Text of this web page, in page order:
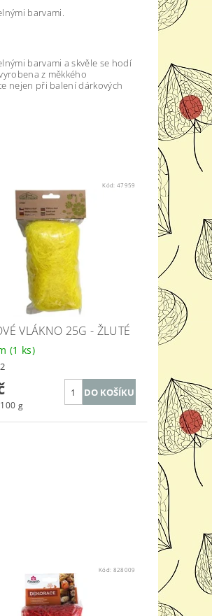
barvami.
barvami a skvěle se hodí
z měkkého
nejen při balení dárkových
Kód:47959
VLÁKNO 25G - ŽLUTÉ
(1 ks)
g
Kód: 828009